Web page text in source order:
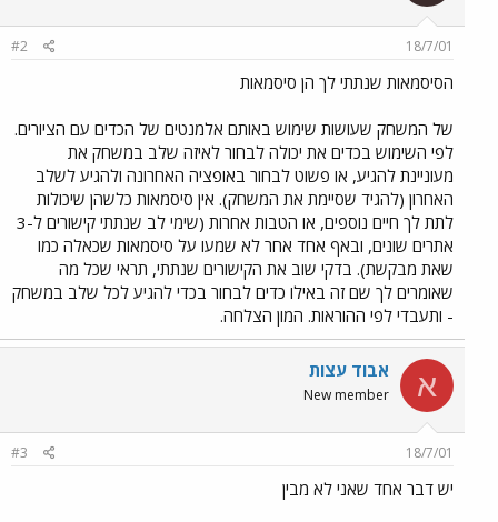
18/7/01
#2
הסיסמאות שנתתי לך הן סיסמאות
של המשחק שעושות שימוש באותם אלמנטים של הכדים עם הציורים.
לפי השימוש בכדים את יכולה לבחור לאיזה שלב במשחק את
מעוניינת להגיע, או פשוט לבחור באופציה האחרונה ולהגיע לשלב
האחרון (להגיד שסיימת את המשחק). אין סיסמאות כלשהן שיכולות
לתת לך חיים נוספים, או הטבות אחרות (שימי לב שנתתי קישורים ל-3
אתרים שונים, ובאף אחד אחר לא שמעו על סיסמאות שכאלה כמו
שאת מבקשת). בדקי שוב את הקישורים שנתתי, תראי שכל מה
שאומרים לך שם זה באילו כדים לבחור בכדי להגיע לכל שלב במשחק
- ותעבדי לפי ההוראות. המון הצלחה.
א אבוד עצות
New member
18/7/01
#3
יש דבר אחד שאני לא מבין